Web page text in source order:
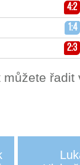
4:2
1:4
2:3
řadit